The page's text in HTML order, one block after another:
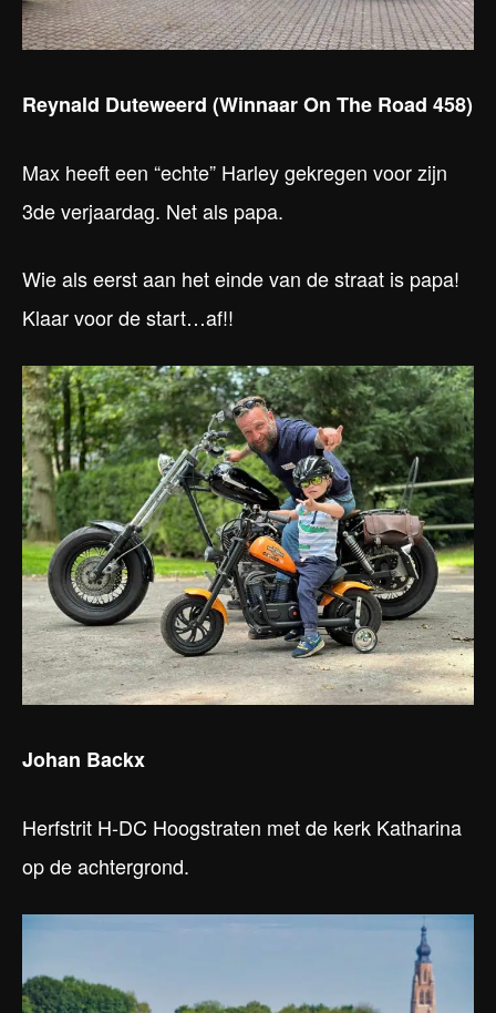
Reynald Duteweerd (Winnaar On The Road 458)
Max heeft een “echte” Harley gekregen voor zijn
3de verjaardag. Net als papa.
Wie als eerst aan het einde van de straat is papa!
Klaar voor de start…af!!
Johan Backx
Herfstrit H-DC Hoogstraten met de kerk Katharina
op de achtergrond.